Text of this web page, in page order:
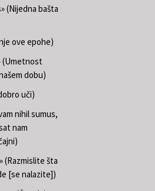
(Nijedna bašta
ove epohe)
(Umetnost
dobu)
uči)
nihil sumus,
nam
(Razmislite šta
[se nalazite])